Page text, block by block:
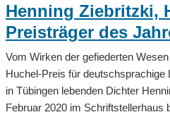
Henning Ziebritzki,
Preisträger des
Vom Wirken der gefiederten
Huchel-Preis für deutschsprachige
in Tübingen lebenden Dichter
Februar 2020 im Schriftstellerhaus